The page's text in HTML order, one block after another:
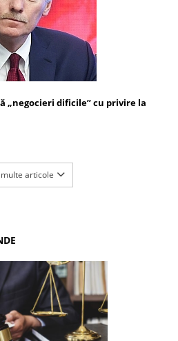
„negocieri dificile” cu privire la
articole